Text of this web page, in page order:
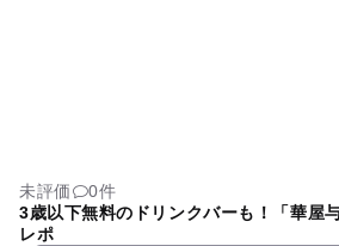
未評価
0件
3歳以下無料のドリンクバーも！「華屋
レポ